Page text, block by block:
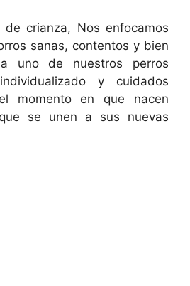
crianza, Nos enfocamos
sanas, contentos y bien
uno de nuestros perros
y cuidados
momento en que nacen
se unen a sus nuevas